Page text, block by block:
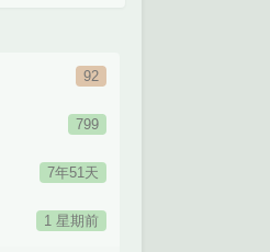
92
799
7年51天
1 星期前